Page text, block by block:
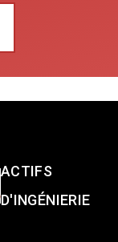
ACTIFS
D'INGÉNIERIE